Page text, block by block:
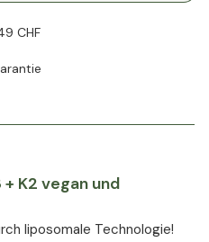
CHF
K2 vegan und
liposomale Technologie!